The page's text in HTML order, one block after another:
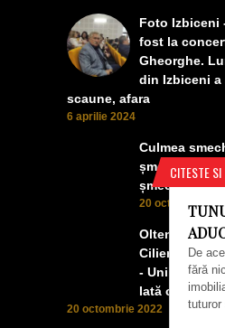
CITESTE SI
De
fără
tuturor
Foto Izbiceni
fost la
Gheorghe.
din Izbiceni a
scaune, afara
6 aprilie 2024
Culmea
șmecheră l-a
șmecher
20 octombrie
Oltenii,
Cilienii s-au
- Unii cu
Iată ce a ieșit!
20 octombrie 2022